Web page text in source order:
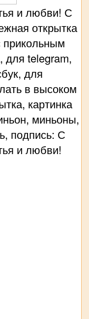
и любви! С
открытка
прикольным
для telegram,
для
в высоком
картинка
миньоны,
подпись: С
и любви!